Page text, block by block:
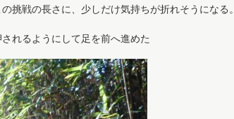
挑戦の長さに、少しだけ気持ちが折れそうになる。
れるようにして足を前へ進めた